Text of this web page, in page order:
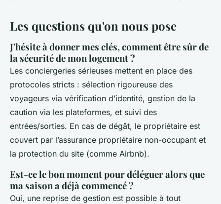
Les questions qu'on nous pose
J'hésite à donner mes clés, comment être sûr de
la sécurité de mon logement ?
Les conciergeries sérieuses mettent en place des
protocoles stricts : sélection rigoureuse des
voyageurs via vérification d’identité, gestion de la
caution via les plateformes, et suivi des
entrées/sorties. En cas de dégât, le propriétaire est
couvert par l’assurance propriétaire non-occupant et
la protection du site (comme Airbnb).
Est-ce le bon moment pour déléguer alors que
ma saison a déjà commencé ?
Oui, une reprise de gestion est possible à tout